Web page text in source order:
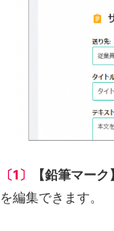
〔1〕 【鉛筆マーク】
を編集できます。